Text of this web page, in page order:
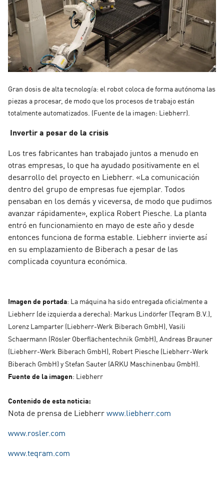
Gran dosis de alta tecnología: el robot coloca de forma autónoma las
piezas a procesar, de modo que los procesos de trabajo están
totalmente automatizados. (Fuente de la imagen: Liebherr).
Invertir a pesar de la crisis
Los tres fabricantes han trabajado juntos a menudo en
otras empresas, lo que ha ayudado positivamente en el
desarrollo del proyecto en Liebherr. «La comunicación
dentro del grupo de empresas fue ejemplar. Todos
pensaban en los demás y viceversa, de modo que pudimos
avanzar rápidamente», explica Robert Piesche. La planta
entró en funcionamiento en mayo de este año y desde
entonces funciona de forma estable. Liebherr invierte así
en su emplazamiento de Biberach a pesar de las
complicada coyuntura económica.
Imagen de portada: La máquina ha sido entregada oficialmente a
Liebherr (de izquierda a derecha): Markus Lindörfer (Teqram B.V.),
Lorenz Lamparter (Liebherr-Werk Biberach GmbH), Vasili
Schaermann (Rösler Oberflächentechnik GmbH), Andreas Brauner
(Liebherr-Werk Biberach GmbH), Robert Piesche (Liebherr-Werk
Biberach GmbH) y Stefan Sauter (ARKU Maschinenbau GmbH).
Fuente de la imagen: Liebherr
Contenido de esta noticia:
Nota de prensa de Liebherrwww.liebherr.com
www.rosler.com
www.teqram.com